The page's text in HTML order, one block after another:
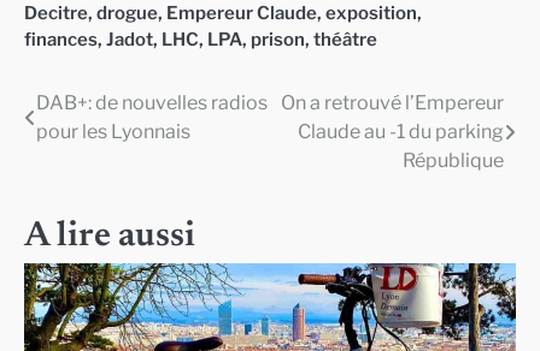
Decitre, drogue, Empereur Claude, exposition,
finances, Jadot, LHC, LPA, prison, théâtre
Navigation
DAB+: de nouvelles radios
pour les Lyonnais
On a retrouvé l’Empereur
Claude au -1 du parking
République
A lire aussi